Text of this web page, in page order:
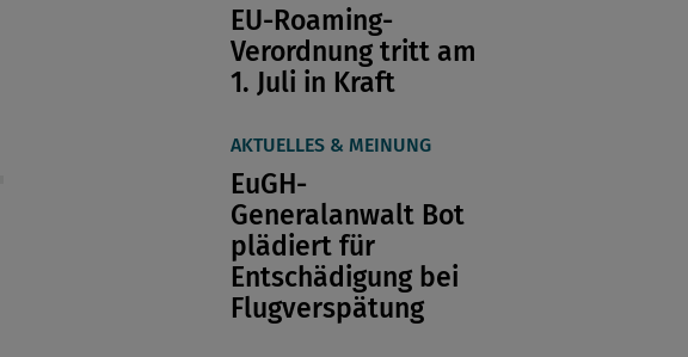
EU-Roaming-
Verordnung tritt am
1. Juli in Kraft
AKTUELLES & MEINUNG
EuGH-
Generalanwalt Bot
plädiert für
Entschädigung bei
Flugverspätung